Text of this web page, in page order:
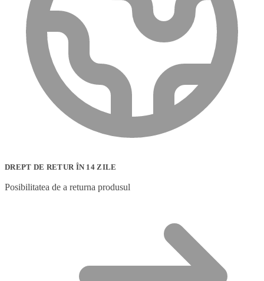
DREPT DE RETUR ÎN 14 ZILE
Posibilitatea de a returna produsul